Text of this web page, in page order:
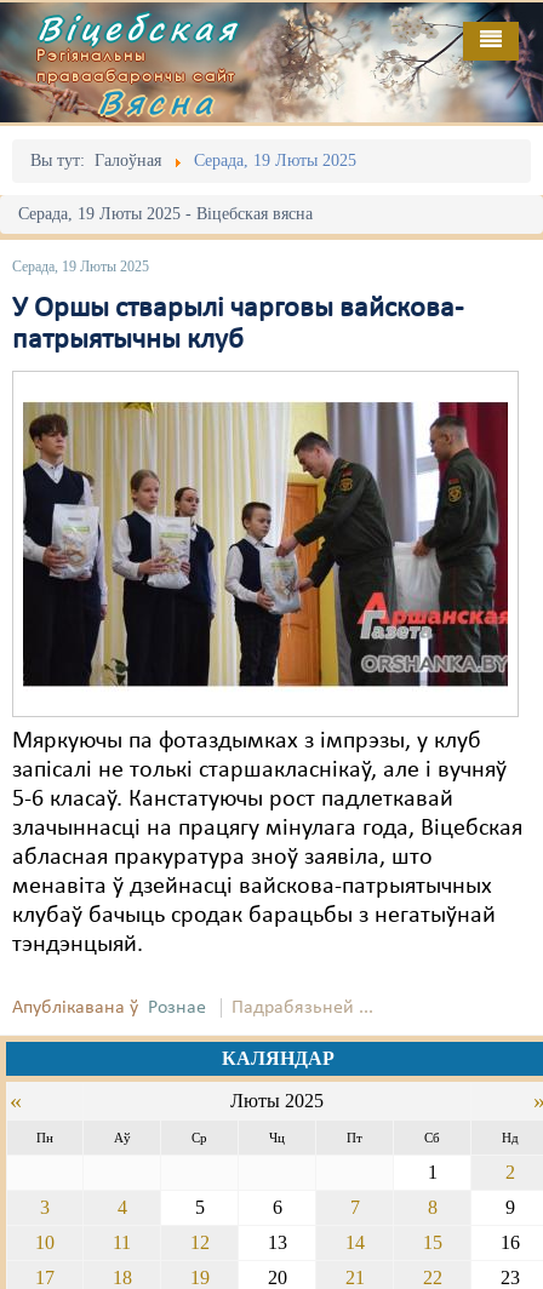
Віцебская
Рэгіянальны
праваабарончы сайт
Вясна
Вы тут: Галоўная Серада, 19 Люты 2025
Серада, 19 Люты 2025 - Віцебская вясна
Серада, 19 Люты 2025
У Оршы стварылі чарговы вайскова-
патрыятычны клуб
Мяркуючы па фотаздымках з імпрэзы, у клуб
запісалі не толькі старшакласнікаў, але і вучняў
5-6 класаў. Канстатуючы рост падлеткавай
злачыннасці на працягу мінулага года, Віцебская
абласная пракуратура зноў заявіла, што
менавіта ў дзейнасці вайскова-патрыятычных
клубаў бачыць сродак барацьбы з негатыўнай
тэндэнцыяй.
Апублікавана ў Рознае Падрабязьней ...
КАЛЯНДАР
« Люты 2025
Пн Аў Ср Чц Пт Сб Нд
1
2
3
4 5 6 7 8
9
10
11 12 13 14 15
16
17
18 19 20 21 22
23
Галоўная
Адміністрацыйны перасьлед
Акцыі
Выбары
Грамадзянскія ініцыятывы
Дзяржава
Дыскрымінацыя
Затрыманьні
Карная псыхіятрыя
Культурныя правы
ЛПП
Мігранты
Мірныя сходы
Палітвязьні
Праваабаронцы
Правы дзіцяці
Рознае
Сьмяротнае пакараньне
Выданьні
Відэа
Пра нас
RSS